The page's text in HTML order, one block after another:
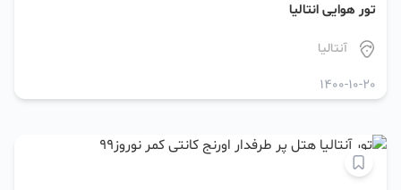
تور هوایی انتالیا
آنتالیا
1400-10-20